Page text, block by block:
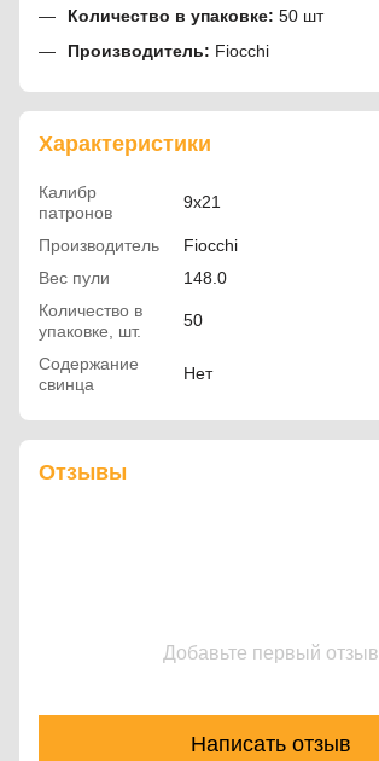
Количество в упаковке: 50 шт
Производитель: Fiocchi
Характеристики
Калибр
патронов
9x21
Производитель
Fiocchi
Вес пули
148.0
Количество в
упаковке, шт.
50
Содержание
свинца
Нет
Отзывы
Добавьте первый отзыв
Написать отзыв